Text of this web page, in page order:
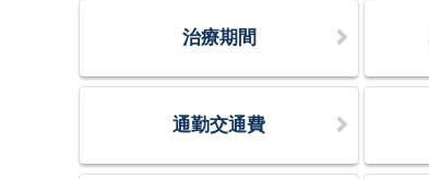
治療期間
通勤交通費